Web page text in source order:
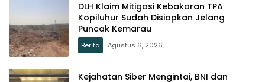
DLH Klaim Mitigasi Kebakaran TPA
Kopiluhur Sudah Disiapkan Jelang
Puncak Kemarau
Berita Agustus 6, 2026
Kejahatan Siber Mengintai, BNI dan